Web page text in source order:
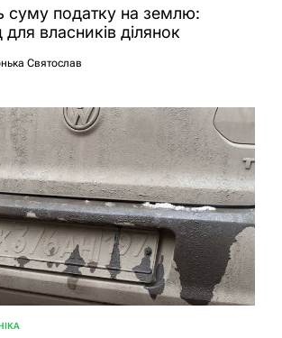
суму податку на землю:
власників ділянок
Святослав